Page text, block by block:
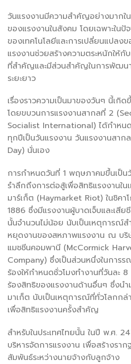
วันแรงงานมีความสำคัญอย่างมาก
ของแรงงานในสังคม โดยเฉพาะใน
ของเทคโนโลยีและการเปลี่ยนแปลง
แรงงานช่วยสร้างความตระหนักให้กั
ที่สำคัญและมีส่วนสำคัญในการพัฒนา
ระยะยาว
เรื่องราวความเป็นมาของวันๆ นี้เกิ
โดยขบวนการแรงงานสากลที่ 2
Socialist International) ได้กำหน
ทุกปีเป็นวันแรงงาน วันแรงงานสาก
Day) นั่นเอง
การกำหนดวันที่ 1 พฤษภาคมขึ้นเป็น
รำลึกถึงการต่อสู้เพื่อสิทธิแรงงานใ
มาร์เก็ต (Haymarket Riot) ในชิคา
1886 ซึ่งมีแรงงานผู้บาดเจ็บและเสี
นั้นจำนวนไม่น้อย นับเป็นเหตุการณ์
หยุดงานของสหภาพแรงงาน ณ บริ
แมชชีนคอมพานี (McCormick
Company) ซึ่งเป็นส่วนหนึ่งในการร
ร้องให้กำหนดชั่วโมงทำงานที่วันละ
ร้องสิทธิของแรงงานด้านอื่นๆ ซึ่งน
มาเก็ต นับเป็นเหตุการณ์ที่ทั่วโลกกล่
เพื่อสิทธิแรงงานครั้งสำคัญ
สำหรับในประเทศไทยนั้น ในปี พ.ศ.
บริหารจัดการแรงงาน เพื่อสร้างราก
สัมพันธ์ระหว่างนายจ้างกับลูกจ้าง